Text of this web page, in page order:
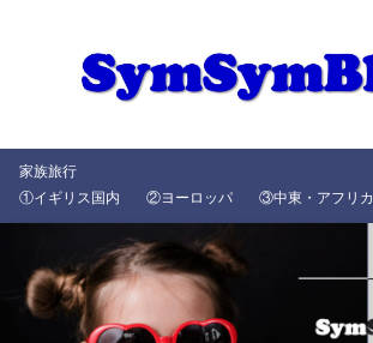
家族旅行
①イギリス国内
②ヨーロッパ ③中東・アフリカ